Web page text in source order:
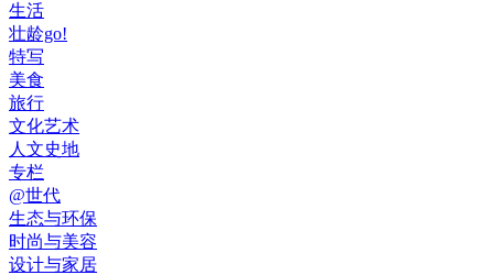
生活
壮龄go!
特写
美食
旅行
文化艺术
人文史地
专栏
@世代
生态与环保
时尚与美容
设计与家居